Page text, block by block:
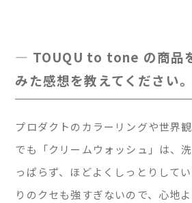
— TOUQU to tone の商品
みた感想を教えてください。
プロダクトのカラーリングや世界
でも「クリームウォッシュ」は、
っぱらず、ほどよくしっとりして
りのクセも強すぎないので、心地